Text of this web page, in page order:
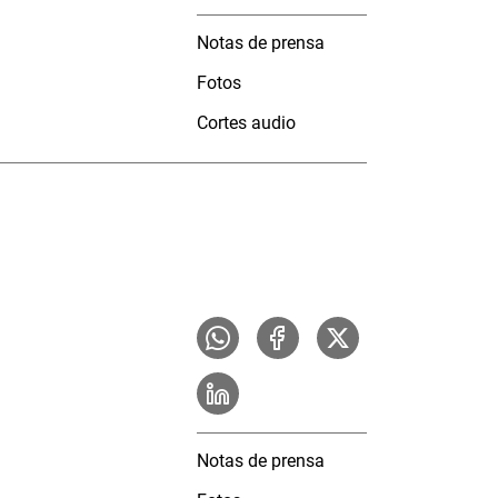
Notas de prensa
Fotos
Cortes audio
Notas de prensa